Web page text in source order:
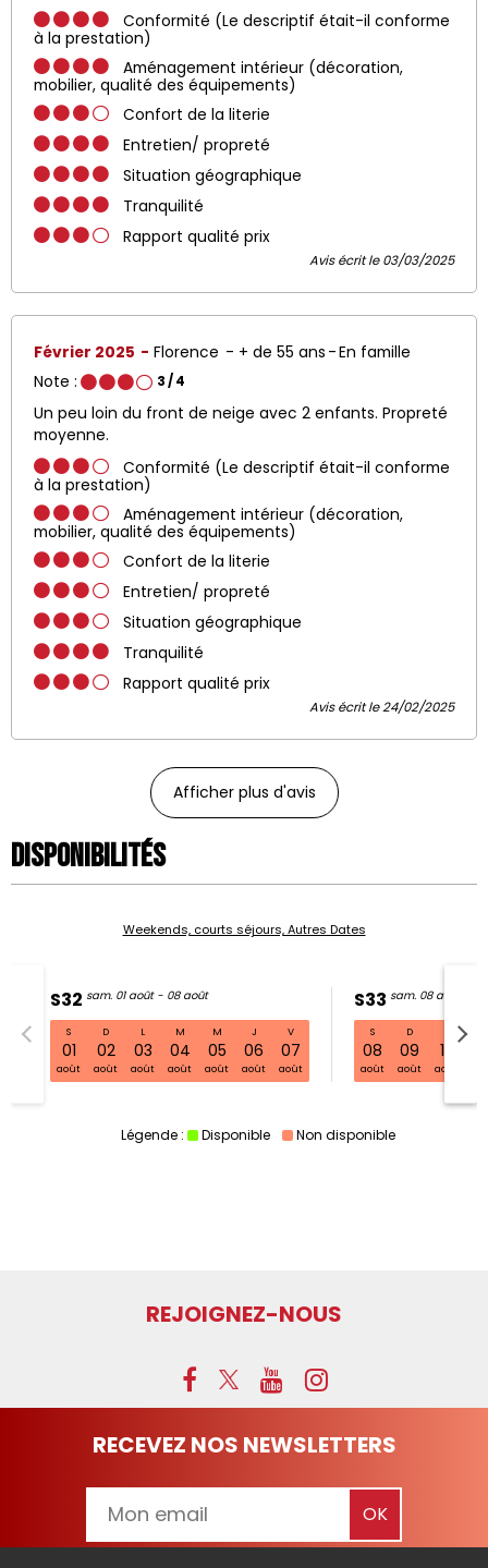
Conformité (Le descriptif était-il conforme
à la prestation)
Aménagement intérieur (décoration,
mobilier, qualité des équipements)
Confort de la literie
Entretien/ propreté
Situation géographique
Tranquilité
Rapport qualité prix
Avis écrit le 03/03/2025
Février 2025 Florence + de 55 ans
En famille
Note :
3/ 4
Un peu loin du front de neige avec 2 enfants. Propreté
moyenne.
Conformité (Le descriptif était-il conforme
à la prestation)
Aménagement intérieur (décoration,
mobilier, qualité des équipements)
Confort de la literie
Entretien/ propreté
Situation géographique
Tranquilité
Rapport qualité prix
Avis écrit le 24/02/2025
Afficher plus d'avis
Disponibilités
Weekends, courts séjours, Autres Dates
S32 sam. 01 août - 08 août
S
01
août
D
02
août
L
03
août
M
04
août
M
05
août
J
06
août
V
07
août
S33 sam. 08 août - 15
S
08
août
D
09
août
10
août
S32 sam. 01 août - 08 août
Légende : Disponible Non disponible
REJOIGNEZ-NOUS
RECEVEZ NOS NEWSLETTERS